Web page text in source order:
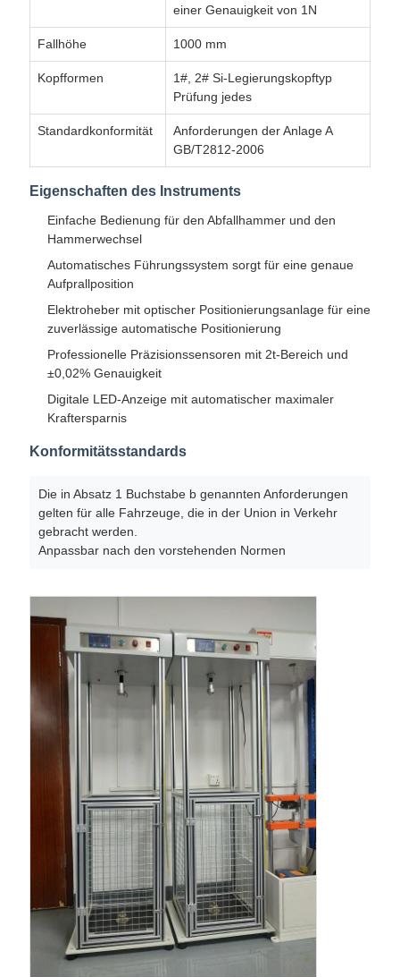
einer Genauigkeit von 1N
Fallhöhe 1000 mm
Kopfformen
1#, 2# Si-Legierungskopftyp
Prüfung jedes
Standardkonformität
Anforderungen der Anlage A
GB/T2812-2006
Eigenschaften des Instruments
Einfache Bedienung für den Abfallhammer und den
Hammerwechsel
Automatisches Führungssystem sorgt für eine genaue
Aufprallposition
Elektroheber mit optischer Positionierungsanlage für eine
zuverlässige automatische Positionierung
Professionelle Präzisionssensoren mit 2t-Bereich und
±0,02% Genauigkeit
Digitale LED-Anzeige mit automatischer maximaler
Kraftersparnis
Konformitätsstandards
Die in Absatz 1 Buchstabe b genannten Anforderungen
gelten für alle Fahrzeuge, die in der Union in Verkehr
gebracht werden.
Anpassbar nach den vorstehenden Normen